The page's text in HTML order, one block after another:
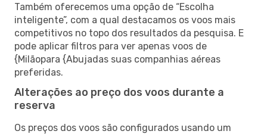
Também oferecemos uma opção de “Escolha
inteligente”, com a qual destacamos os voos mais
competitivos no topo dos resultados da pesquisa. E
pode aplicar filtros para ver apenas voos de
{Milãopara {Abujadas suas companhias aéreas
preferidas.
Alterações ao preço dos voos durante a
reserva
Os preços dos voos são configurados usando um